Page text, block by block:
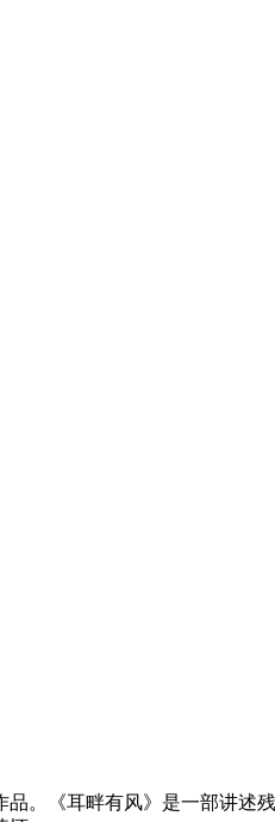
。《耳畔有风》是一部讲述